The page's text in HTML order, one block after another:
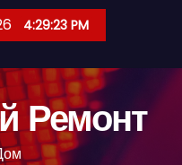
4:29:24 PM
Ремонт